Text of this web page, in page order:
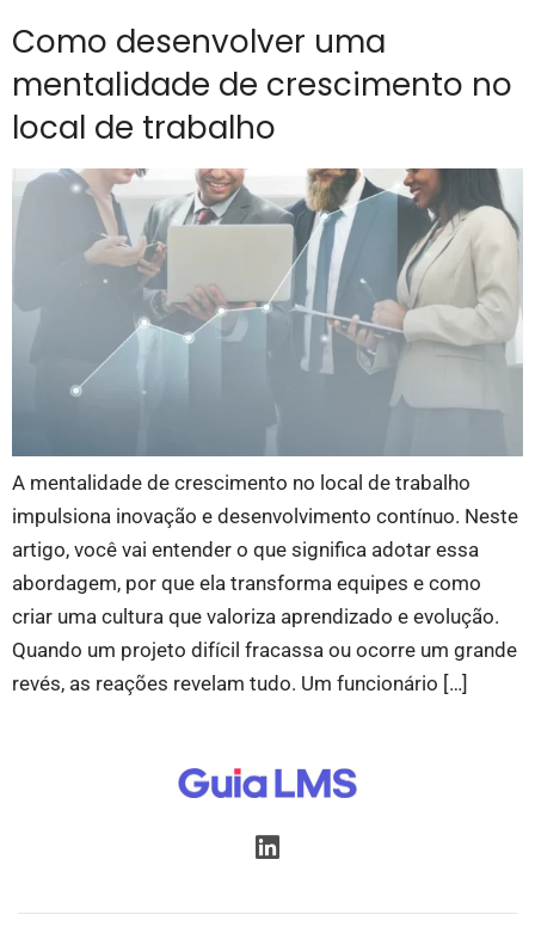
Como desenvolver uma
mentalidade de crescimento no
local de trabalho
A mentalidade de crescimento no local de trabalho
impulsiona inovação e desenvolvimento contínuo. Neste
artigo, você vai entender o que significa adotar essa
abordagem, por que ela transforma equipes e como
criar uma cultura que valoriza aprendizado e evolução.
Quando um projeto difícil fracassa ou ocorre um grande
revés, as reações revelam tudo. Um funcionário […]